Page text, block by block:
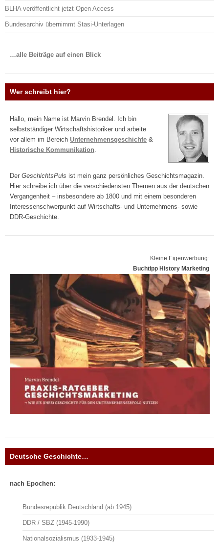
BLHA veröffentlicht jetzt Open Access
Bundesarchiv übernimmt Stasi-Unterlagen
…alle Beiträge auf einen Blick
Wer schreibt hier?
Hallo, mein Name ist Marvin Brendel. Ich bin
selbstständiger Wirtschaftshistoriker und arbeite
vor allem im Bereich Unternehmensgeschichte &
Historische Kommunikation
Der GeschichtsPuls ist mein ganz persönliches Geschichtsmagazin.
Hier schreibe ich über die verschiedensten Themen aus der deutschen
Vergangenheit – insbesondere ab 1800 und mit einem besonderen
Interessenschwerpunkt auf Wirtschafts- und Unternehmens- sowie
DDR-Geschichte.
Kleine Eigenwerbung:
Buchtipp History Marketing
Deutsche Geschichte…
nach Epochen:
Bundesrepublik Deutschland (ab 1945)
DDR / SBZ (1945-1990)
Nationalsozialismus (1933-1945)